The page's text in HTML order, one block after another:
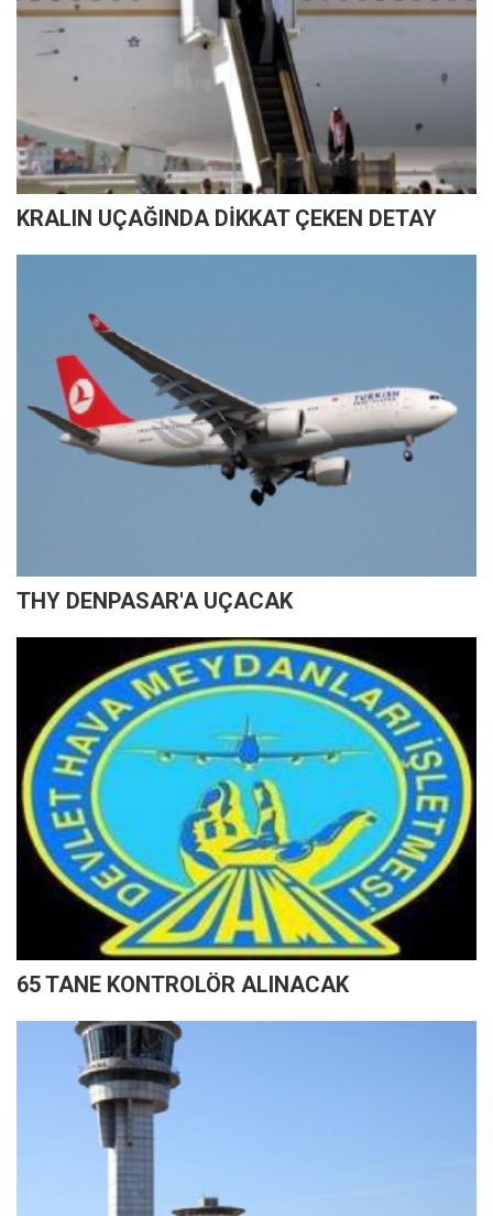
KRALIN UÇAĞINDA DİKKAT ÇEKEN DETAY
THY DENPASAR'A UÇACAK
65 TANE KONTROLÖR ALINACAK